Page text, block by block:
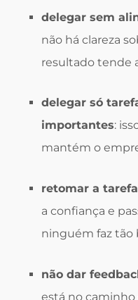
delegar sem
não há clareza
resultado tende
delegar só
importantes:
mantém o
retomar a
a confiança e
ninguém faz tão
não dar
está no